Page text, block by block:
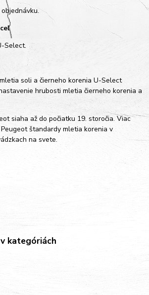
Select.
soli a čierneho korenia U-Select
hrubosti mletia čierneho korenia a
siaha až do počiatku 19. storočia. Viac
štandardy mletia korenia v
na svete.
kategóriách